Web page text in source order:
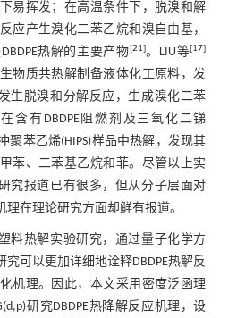
易挥发；在高温条件下，脱溴和解
应产生溴化二苯乙烷和溴自由基，
热解的主要产物[21]。LIU等[17]
物质共热解制备液体化工原料，发
生脱溴和分解反应，生成溴化二苯
在含有DBDPE阻燃剂及三氧化二锑
聚苯乙烯(HIPS)样品中热解，发现其
苯、二苯基乙烷和菲。尽管以上实
究报道已有很多，但从分子层面对
理在理论研究方面却鲜有报道。
料热解实验研究，通过量子化学方
究可以更加详细地诠释DBDPE热解反
机理。因此，本文采用密度泛函理
研究DBDPE热降解反应机理，设